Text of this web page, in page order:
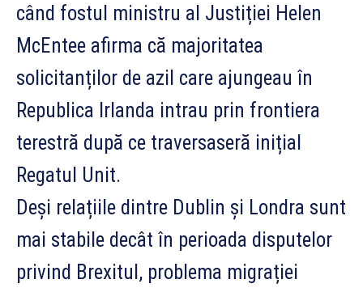
când fostul ministru al Justiției Helen
McEntee afirma că majoritatea
solicitanților de azil care ajungeau în
Republica Irlanda intrau prin frontiera
terestră după ce traversaseră inițial
Regatul Unit.
Deși relațiile dintre Dublin și Londra sunt
mai stabile decât în perioada disputelor
privind Brexitul, problema migrației